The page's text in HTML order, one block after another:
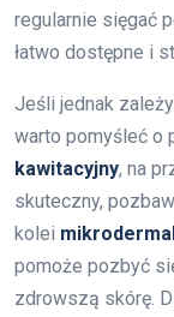
regularnie sięgać
łatwo dostępne i
Jeśli jednak
warto pomyśleć o
kawitacyjny, na
skuteczny,
kolei
pomoże pozbyć
zdrowszą skórę.